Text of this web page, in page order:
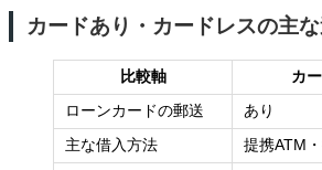
カードあり・カードレスの主
比較軸 カ
ローンカードの郵送 あり
主な借入方法 提携ATM